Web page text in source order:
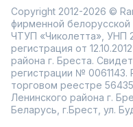
Copyright 2012-2026 ©
фирменной
ЧТУП «Чиколетта», УНП
регистрация от
района г. Бреста.
регистрации № 0061143.
торговом реестре
Ленинского района г.
Беларусь, г.Брест, ул.